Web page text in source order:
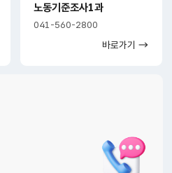
노동기준조사1과
041-560-2800
바로가기